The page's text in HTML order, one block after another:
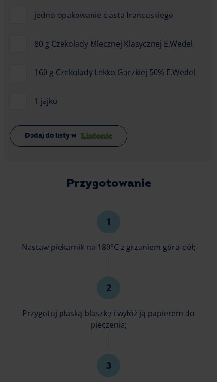
jedno opakowanie ciasta francuskiego
80 g Czekolady Mlecznej Klasycznej E.Wedel
160 g Czekolady Lekko Gorzkiej 50% E.Wedel
1 jajko
Dodaj do listy w
Przygotowanie
Nastaw piekarnik na 180°C z grzaniem góra-dół;
Przygotuj płaską blaszkę i wyłóż ją papierem do
pieczenia;